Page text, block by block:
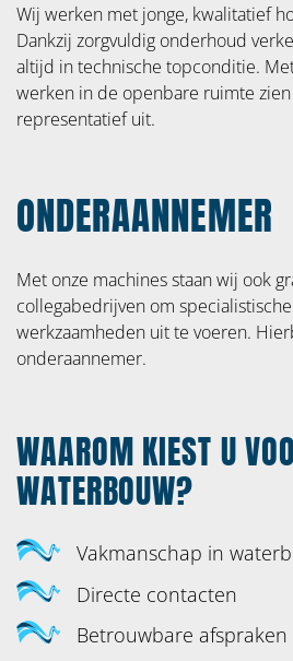
Certificeringen
Contact
Bruggen
Gemalen en stuwen
Steigers en remmingswerken
Damwanden en beschoeiing
Design & construct
Bouwteamprojecten
Contactgegevens
info@vegterwaterbouw.nl
Wij werken met jonge, kwalitatief
Dankzij zorgvuldig onderhoud
altijd in technische topconditie.
werken in de openbare ruimte
representatief uit.
ONDERAANNEMER
Met onze machines staan wij ook
collegabedrijven om
werkzaamheden uit te voeren.
onderaannemer.
WAAROM KIEST U
WATERBOUW?
Vakmanschap in
Directe contacten
Betrouwbare afspraken